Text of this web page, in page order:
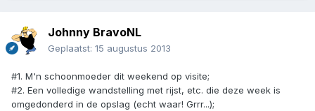
Johnny BravoNL
Geplaatst: 15 augustus 2013
#1. M'n schoonmoeder dit weekend op visite;
#2. Een volledige wandstelling met rijst, etc. die deze week is
omgedonderd in de opslag (echt waar! Grrr...);